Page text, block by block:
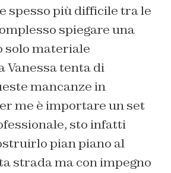
spesso più difficile tra le
spiegare una
solo materiale
Vanessa tenta di
mancanze in
me è importare un set
sto infatti
pian piano al
strada ma con impegno